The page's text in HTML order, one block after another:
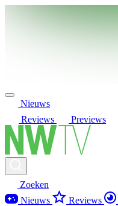
Nieuws
Reviews
Previews
Zoeken
Nieuws
Reviews